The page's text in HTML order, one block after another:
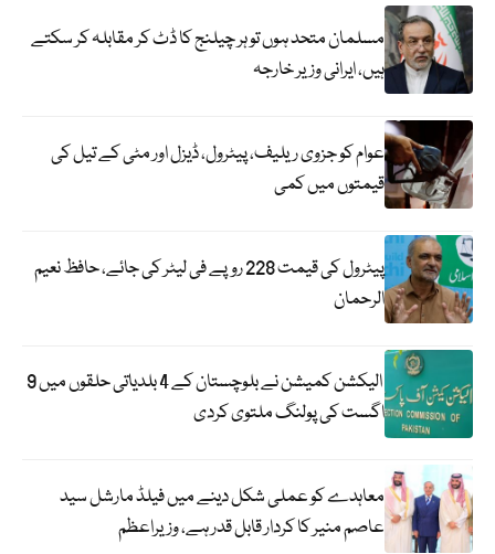
مسلمان متحد ہوں تو ہر چیلنج کا ڈٹ کر مقابلہ کر سکتے
ہیں، ایرانی وزیر خارجہ
عوام کو جزوی ریلیف، پیٹرول، ڈیزل اور مٹی کے تیل کی
قیمتوں میں کمی
پیٹرول کی قیمت 228 روپے فی لیٹر کی جائے، حافظ نعیم
الرحمان
الیکشن کمیشن نے بلوچستان کے 4 بلدیاتی حلقوں میں 9
اگست کی پولنگ ملتوی کردی
معاہدے کو عملی شکل دینے میں فیلڈ مارشل سید
عاصم منیر کا کردار قابل قدر ہے، وزیراعظم